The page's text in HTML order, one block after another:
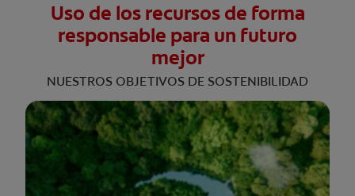
Uso de los recursos de forma
responsable para un futuro
mejor
NUESTROS OBJETIVOS DE SOSTENIBILIDAD